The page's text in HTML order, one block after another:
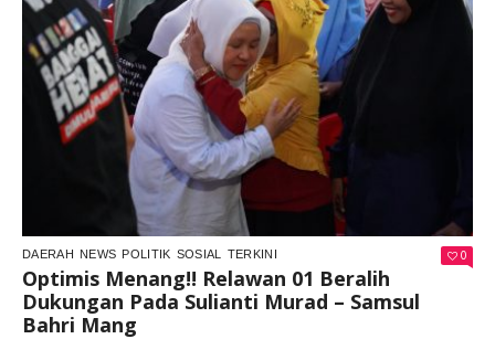
DAERAH NEWS POLITIK SOSIAL TERKINI 0
Optimis Menang!! Relawan 01 Beralih
Dukungan Pada Sulianti Murad – Samsul
Bahri Mang